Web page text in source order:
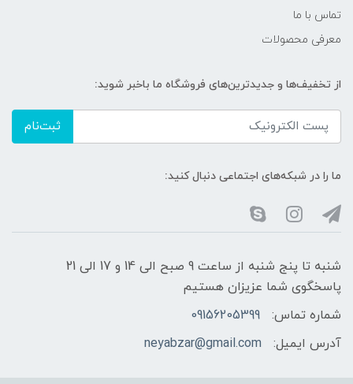
تماس با ما
معرفی محصولات
از تخفیف‌ها و جدیدترین‌های فروشگاه ما باخبر شوید:
ثبت‌نام
ما را در شبکه‌های اجتماعی دنبال کنید:
شنبه تا پنج شنبه از ساعت 9 صبح الی 14 و 17 الی 21
پاسخگوی شما عزیزان هستیم
شماره تماس:
09156205399
آدرس ایمیل:
neyabzar@gmail.com